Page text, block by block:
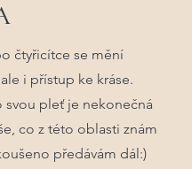
čtyřicítce se mění
i přístup ke kráse.
svou pleť je nekonečná
co z této oblasti znám
předávám dál:)